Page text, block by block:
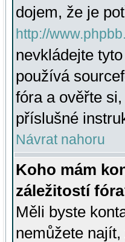
dojem, že je
http://
nevkládejte
používá
fóra a ověřte
příslušné
Návrat nahoru
Koho mám
záležitostí
Měli byste
nemůžete